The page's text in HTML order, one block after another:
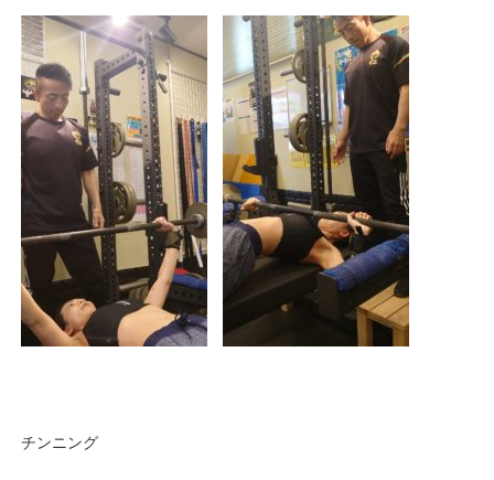
チンニング